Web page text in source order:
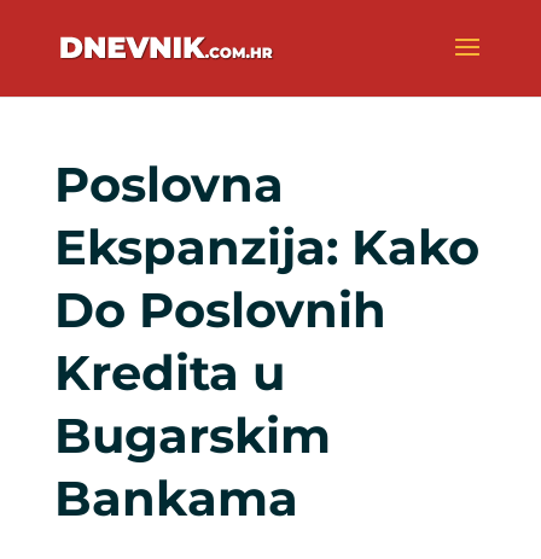
Poslovna
Ekspanzija: Kako
Do Poslovnih
Kredita u
Bugarskim
Bankama